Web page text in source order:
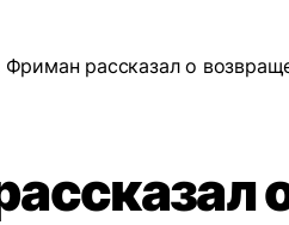
рассказал о